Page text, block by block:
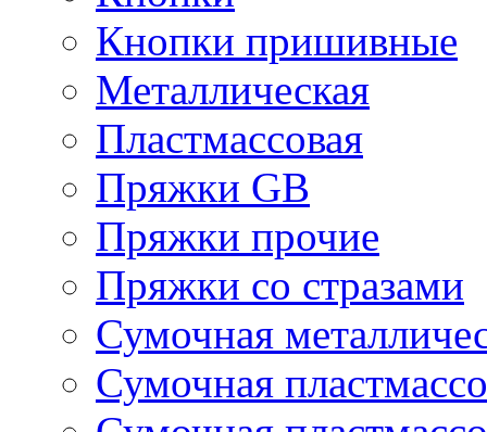
Кнопки пришивные
Металлическая
Пластмассовая
Пряжки GB
Пряжки прочие
Пряжки со стразами
Сумочная
Сумочная